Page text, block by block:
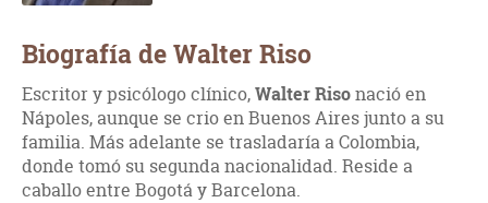
Biografía de Walter Riso
Escritor y psicólogo clínico,Walter Risonació en
Nápoles, aunque se crio en Buenos Aires junto a su
familia. Más adelante se trasladaría a Colombia,
donde tomó su segunda nacionalidad. Reside a
caballo entre Bogotá y Barcelona.